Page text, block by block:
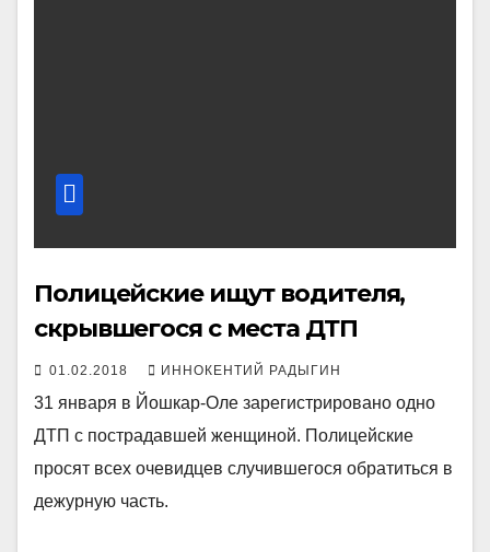
Полицейские ищут водителя,
скрывшегося с места ДТП
01.02.2018 ИННОКЕНТИЙ РАДЫГИН
31 января в Йошкар-Оле зарегистрировано одно
ДТП с пострадавшей женщиной. Полицейские
просят всех очевидцев случившегося обратиться в
дежурную часть.